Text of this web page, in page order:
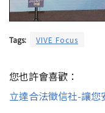
Tags: VIVE Focus
您也許會喜歡：
立達合法徵信社-讓您